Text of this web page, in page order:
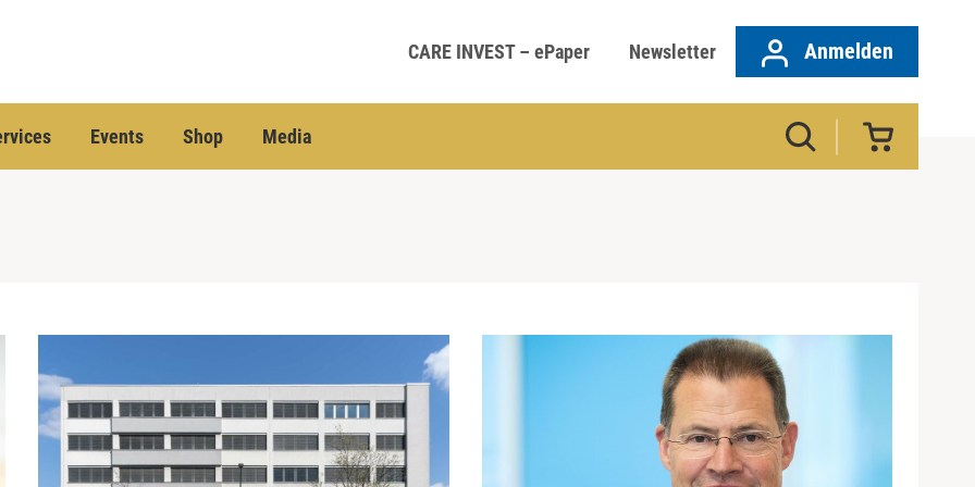
CARE INVEST – ePaper Newsletter Anmelden
Events Shop Media